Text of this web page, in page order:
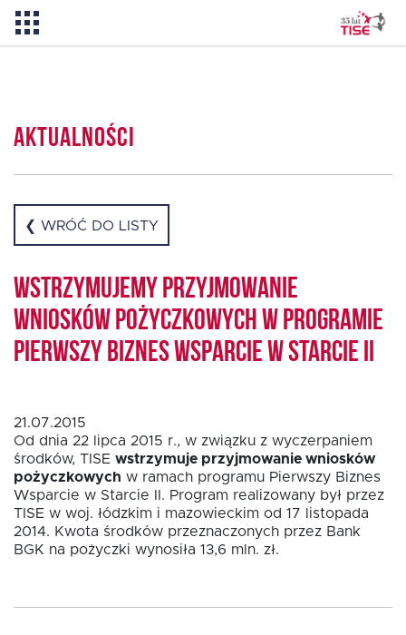
Dlaczego TISE?
Pożyczka rozwojowa TISE – NOWOŚĆ!
Oferta dla MSP
Fundusz FKIS
Rodo
Aktualności
❮ WRÓĆ DO LISTY
Wstrzymujemy przyjmowanie
wniosków pożyczkowych w programie
Pierwszy Biznes Wsparcie w Starcie II
21.07.2015
Od dnia 22 lipca 2015 r., w związku z wyczerpaniem
środków, TISE wstrzymuje przyjmowanie wniosków
pożyczkowych w ramach programu Pierwszy Biznes
Wsparcie w Starcie II. Program realizowany był przez
TISE w woj. łódzkim i mazowieckim od 17 listopada
2014. Kwota środków przeznaczonych przez Bank
BGK na pożyczki wynosiła 13,6 mln. zł.